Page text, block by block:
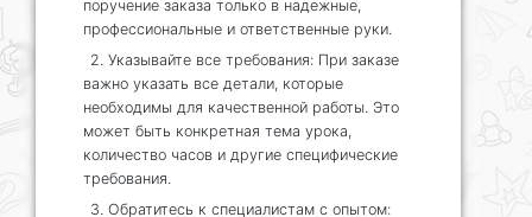
поручение заказа только в надежные,
профессиональные и ответственные руки.
2. Указывайте все требования: При заказе
важно указать все детали, которые
необходимы для качественной работы. Это
может быть конкретная тема урока,
количество часов и другие специфические
требования.
3. Обратитесь к специалистам с опытом: